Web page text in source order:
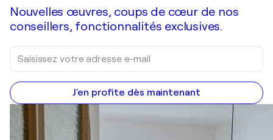
Nouvelles œuvres, coups de cœur de nos
conseillers, fonctionnalités exclusives.
J'en profite dès maintenant